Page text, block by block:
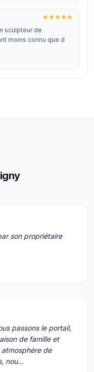
sculpteur de
moins connu que d
son propriétaire
passons le portail,
de famille et
de
nou…